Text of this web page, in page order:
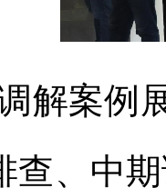
解案例
查、中